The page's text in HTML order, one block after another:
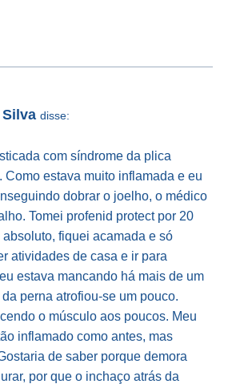
disse:
com síndrome da plica
estava muito inflamada e eu
dobrar o joelho, o médico
Tomei profenid protect por 20
fiquei acamada e só
atividades de casa e ir para
estava mancando há mais de um
perna atrofiou-se um pouco.
o músculo aos poucos. Meu
inflamado como antes, mas
de saber porque demora
por que o inchaço atrás da